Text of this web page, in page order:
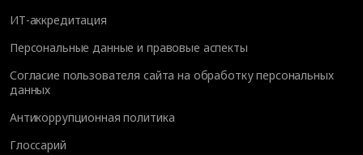
ИТ-аккредитация
Персональные данные и правовые аспекты
Согласие пользователя сайта на обработку персональных
данных
Антикоррупционная политика
Глоссарий